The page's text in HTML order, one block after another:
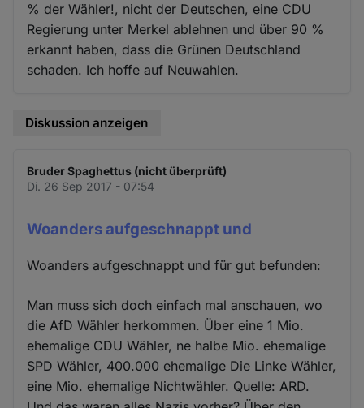
% der Wähler!, nicht der Deutschen, eine CDU
Regierung unter Merkel ablehnen und über 90 %
erkannt haben, dass die Grünen Deutschland
schaden. Ich hoffe auf Neuwahlen.
Diskussion anzeigen
Bruder Spaghettus (nicht überprüft)
Di. 26 Sep 2017 - 07:54
Woanders aufgeschnappt und
Woanders aufgeschnappt und für gut befunden:
Man muss sich doch einfach mal anschauen, wo
die AfD Wähler herkommen. Über eine 1 Mio.
ehemalige CDU Wähler, ne halbe Mio. ehemalige
SPD Wähler, 400.000 ehemalige Die Linke Wähler,
eine Mio. ehemalige Nichtwähler. Quelle: ARD.